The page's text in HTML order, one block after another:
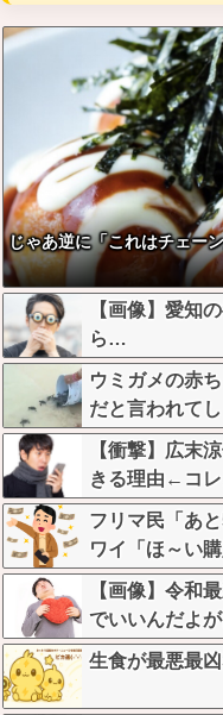
じゃあ逆に「これはチェー
【画像】愛知
ら…
ウミガメの赤
だと言われて
【衝撃】広末
きる理由←コ
w w w
フリマ民「あ
ワイ「ほ～い購
【画像】令和
でいいんだよ
w w w w w
生食が最悪最